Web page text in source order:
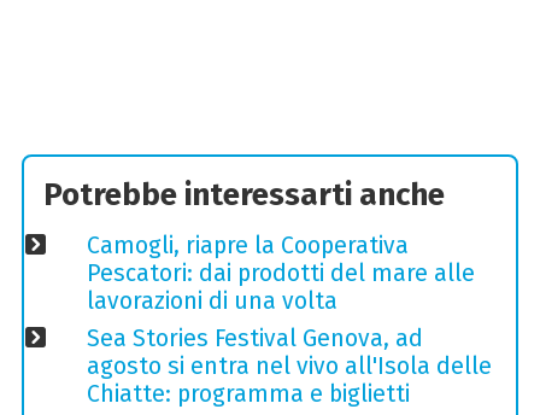
Potrebbe interessarti anche
Camogli, riapre la Cooperativa
Pescatori: dai prodotti del mare alle
lavorazioni di una volta
Sea Stories Festival Genova, ad
agosto si entra nel vivo all'Isola delle
Chiatte: programma e biglietti